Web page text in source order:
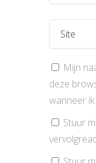
Mijn
deze
wanneer
Stuur